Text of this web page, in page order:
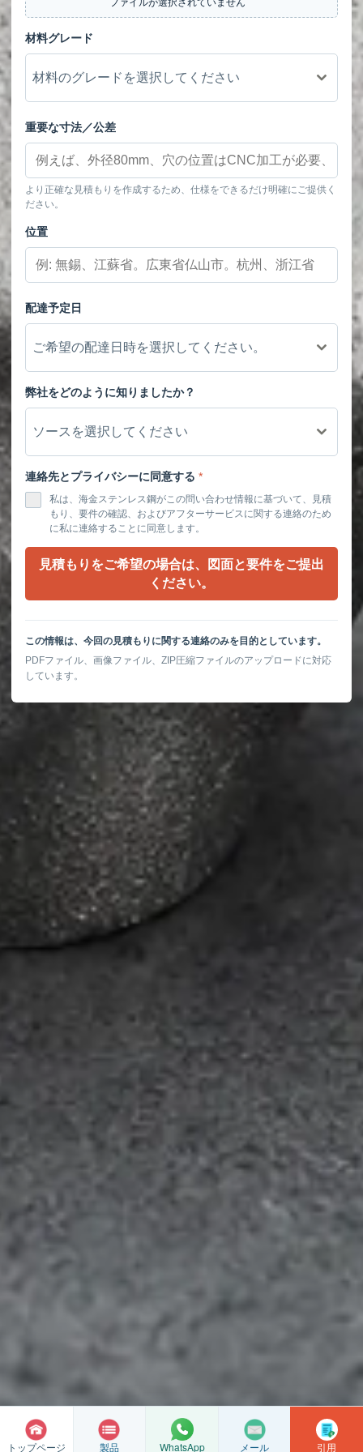
ファイルが選択されていません
材料グレード
材料のグレードを選択してください
重要な寸法／公差
より正確な見積もりを作成するため、仕様をできるだけ明確にご提供く
ださい。
位置
配達予定日
ご希望の配達日時を選択してください。
弊社をどのように知りましたか？
ソースを選択してください
連絡先とプライバシーに同意する *
私は、海金ステンレス鋼がこの問い合わせ情報に基づいて、見積
もり、要件の確認、およびアフターサービスに関する連絡のため
に私に連絡することに同意します。
見積もりをご希望の場合は、図面と要件をご提出
ください。
この情報は、今回の見積もりに関する連絡のみを目的としています。
PDFファイル、画像ファイル、ZIP圧縮ファイルのアップロードに対応
しています。
トップページ 製品 メール
WhatsApp 引用